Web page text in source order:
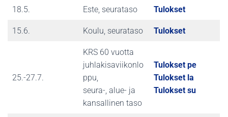
18.5. Este, seurataso Tulokset
15.6. Koulu, seurataso Tulokset
25.-27.7.
KRS 60 vuotta
juhlakisaviikonlo
ppu,
seura-, alue- ja
kansallinen taso
Tulokset pe
Tulokset la
Tulokset su